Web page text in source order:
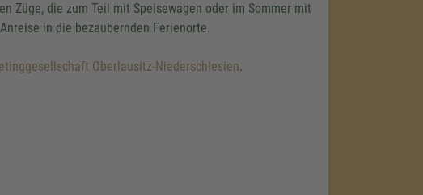
Züge, die zum Teil mit Speisewagen oder im Sommer mit
in die bezaubernden Ferienorte.
Oberlausitz-Niederschlesien.